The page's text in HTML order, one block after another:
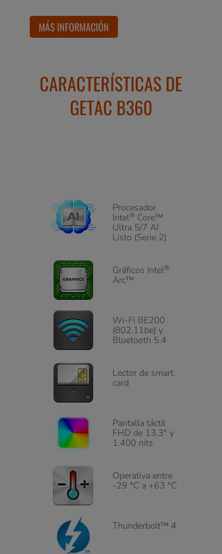
MÁS INFORMACIÓN
CARACTERÍSTICAS DE
GETAC B360
Procesador
Intel® Core™
Ultra 5/7 AI
Listo (Serie 2)
Gráficos Intel®
Arc™
Wi-Fi BE200
(802.11be) y
Bluetooth 5.4
Lector de smart
card
Pantalla táctil
FHD de 13,3" y
1.400 nits
Operativa entre
-29 °C a +63 °C
Thunderbolt™ 4